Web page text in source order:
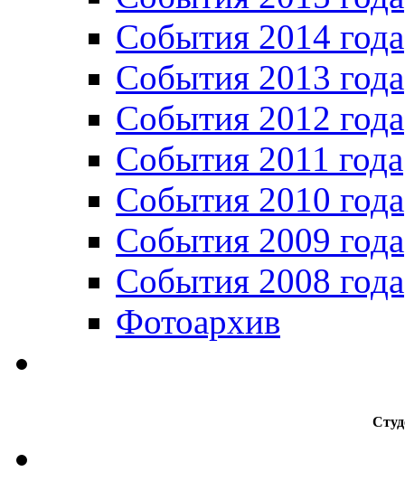
События 2014 года
События 2013 года
События 2012 года
События 2011 года
События 2010 года
События 2009 года
События 2008 года
Фотоархив